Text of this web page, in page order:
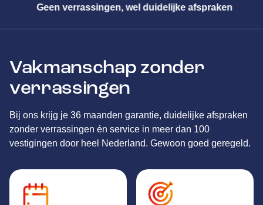
duidelijke afspraken Meester in
Vakmanschap zonder
verrassingen
Bij ons krijg je 36 maanden garantie, duidelijke afspraken
zonder verrassingen én service in meer dan 100
vestigingen door heel Nederland. Gewoon goed geregeld.